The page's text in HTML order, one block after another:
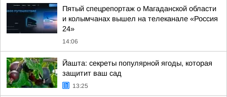
Пятый спецрепортаж о Магаданской области
и колымчанах вышел на телеканале «Россия
24»
14:06
Йашта: секреты популярной ягоды, которая
защитит ваш сад
13:25